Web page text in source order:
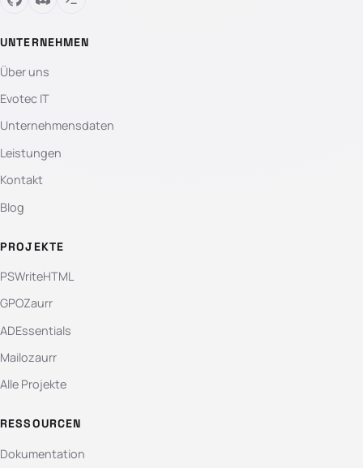
UNTERNEHMEN
Über uns
Evotec IT
Unternehmensdaten
Leistungen
Kontakt
Blog
PROJEKTE
PSWriteHTML
GPOZaurr
ADEssentials
Mailozaurr
Alle Projekte
RESSOURCEN
Dokumentation